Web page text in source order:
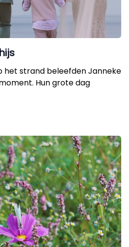
het strand beleefden Janneke
Hun grote dag